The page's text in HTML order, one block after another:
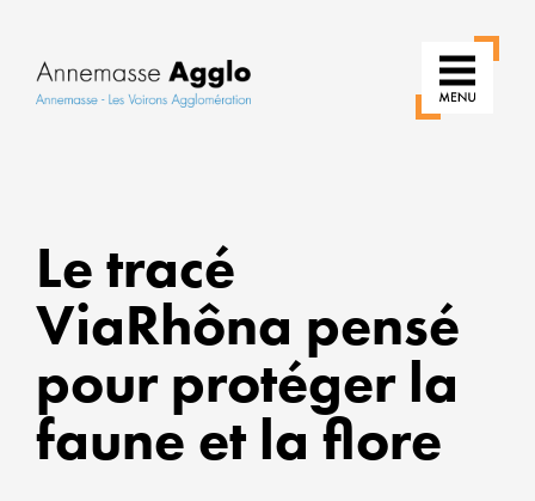
Le tracé
ViaRhôna pensé
pour protéger la
faune et la flore